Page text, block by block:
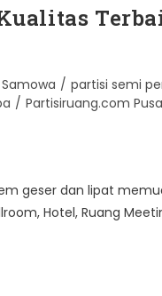
/ partisi semi
/ Partisiruang.com
geser dan lipat
Hotel, Ruang